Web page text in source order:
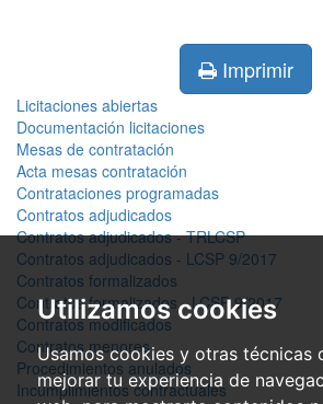
Utilizamos cookies
Usamos cookies y otras técnicas
mejorar tu experiencia de
Imprimir
Licitaciones abiertas
Documentación licitaciones
Mesas de contratación
Acta mesas contratación
Contrataciones programadas
Contratos adjudicados
Contratos adjudicados - TRLCSP
Contratos adjudicados - LCSP 9/2017
Contratos formalizados
Contratos formalizados - LCSP 9/2017
Contratos modificados
Contratos menores
Procedimientos anulados
Incumplimientos contractuales